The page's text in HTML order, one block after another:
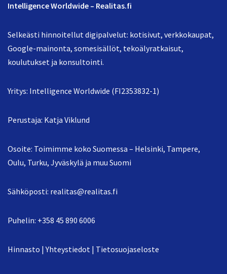
Intelligence Worldwide – Realitas.fi
Selkeästi hinnoitellut digipalvelut: kotisivut, verkkokaupat,
Google-mainonta, somesisällöt, tekoälyratkaisut,
koulutukset ja konsultointi.
Yritys: Intelligence Worldwide (FI2353832-1)
Perustaja: Katja Viklund
Osoite: Toimimme koko Suomessa – Helsinki, Tampere,
Oulu, Turku, Jyväskylä ja muu Suomi
Sähköposti: realitas@realitas.fi
Puhelin: +358 45 890 6006
Hinnasto |Yhteystiedot | Tietosuojaseloste